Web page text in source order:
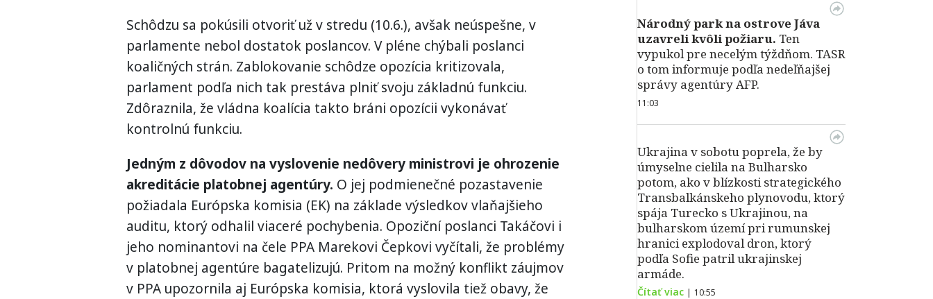
Schôdzu sa pokúsili otvoriť už v stredu (10.6.), avšak neúspešne, v
parlamente nebol dostatok poslancov. V pléne chýbali poslanci
koaličných strán. Zablokovanie schôdze opozícia kritizovala,
parlament podľa nich tak prestáva plniť svoju základnú funkciu.
Zdôraznila, že vládna koalícia takto bráni opozícii vykonávať
kontrolnú funkciu.
Jedným z dôvodov na vyslovenie nedôvery ministrovi je ohrozenie
akreditácie platobnej agentúry. O jej podmienečné pozastavenie
požiadala Európska komisia (EK) na základe výsledkov vlaňajšieho
auditu, ktorý odhalil viaceré pochybenia. Opoziční poslanci Takáčovi i
jeho nominantovi na čele PPA Marekovi Čepkovi vyčítali, že problémy
v platobnej agentúre bagatelizujú. Pritom na možný konflikt záujmov
v PPA upozornila aj Európska komisia, ktorá vyslovila tiež obavy, že
Národný park na ostrove Jáva
uzavreli kvôli požiaru. Ten
vypukol pre necelým týždňom. TASR
o tom informuje podľa nedeľňajšej
správy agentúry AFP.
11:03
Ukrajina v sobotu poprela, že by
úmyselne cielila na Bulharsko
potom, ako v blízkosti strategického
Transbalkánskeho plynovodu, ktorý
spája Turecko s Ukrajinou, na
bulharskom území pri rumunskej
hranici explodoval dron, ktorý
podľa Sofie patril ukrajinskej
armáde.
Čítať viac | 10:55